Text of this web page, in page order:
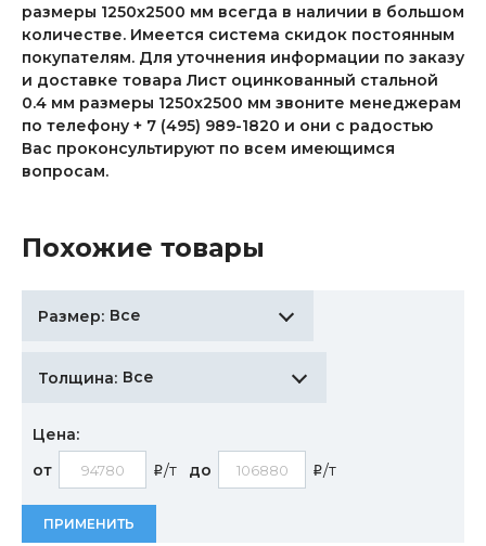
размеры 1250х2500 мм всегда в наличии в большом
количестве. Имеется система скидок постоянным
покупателям. Для уточнения информации по заказу
и доставке товара Лист оцинкованный стальной
0.4 мм размеры 1250х2500 мм звоните менеджерам
по телефону + 7 (495) 989-1820 и они с радостью
Вас проконсультируют по всем имеющимся
вопросам.
Похожие товары
Размер: Все
Толщина: Все
Цена:
от
i/т до i/т
ПРИМЕНИТЬ